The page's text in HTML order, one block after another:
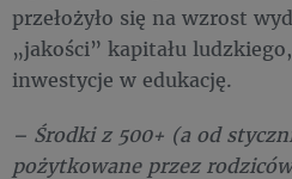
przełożyło się na wzrost
„jakości” kapitału
inwestycje w edukację.
– Środki z 500+ (a od
pożytkowane przez